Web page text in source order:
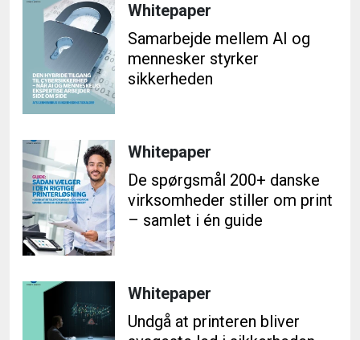
Whitepaper
Samarbejde mellem AI og
mennesker styrker
sikkerheden
Whitepaper
De spørgsmål 200+ danske
virksomheder stiller om print
– samlet i én guide
Whitepaper
Undgå at printeren bliver